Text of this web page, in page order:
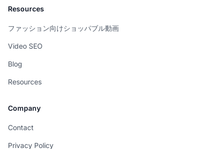
Resources
ファッション向けショッパブル動画
Video SEO
Blog
Resources
Company
Contact
Privacy Policy